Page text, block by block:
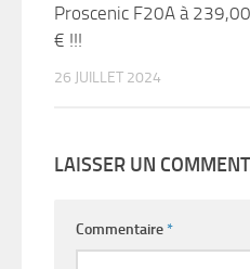
Proscenic F20A à 239,00
€ !!!
26 JUILLET 2024
LAISSER UN
Commentaire*